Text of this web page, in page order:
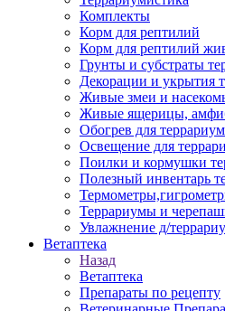
Комплекты
Корм для рептилий
Корм для рептилий
Грунты и субстраты
Декорации и укрытия
Живые змеи и
Живые ящерицы,
Обогрев для
Освещение для
Поилки и кормушки
Полезный инвентарь
Террариумы и
Увлажнение д/
Ветаптека
Назад
Ветаптека
Препараты по рецепту